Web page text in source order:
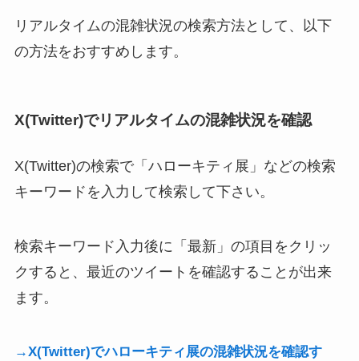
リアルタイムの混雑状況の検索方法として、以下
の方法をおすすめします。
X(Twitter)でリアルタイムの混雑状況を確認
X(Twitter)の検索で「ハローキティ展」などの検索
キーワードを入力して検索して下さい。
検索キーワード入力後に「最新」の項目をクリッ
クすると、最近のツイートを確認することが出来
ます。
→X(Twitter)でハローキティ展の混雑状況を確認す